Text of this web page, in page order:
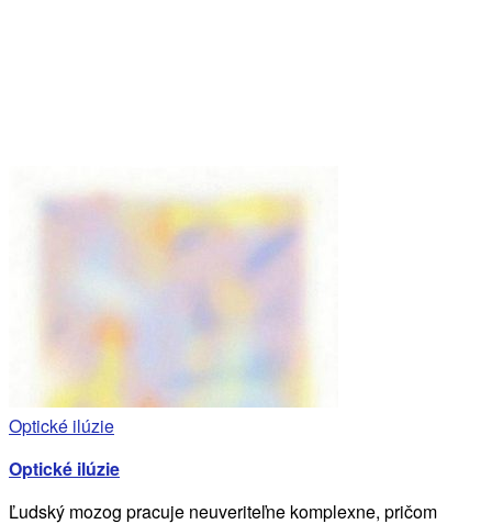
Optické ilúzie
Optické ilúzie
Ľudský mozog pracuje neuveriteľne komplexne, pričom